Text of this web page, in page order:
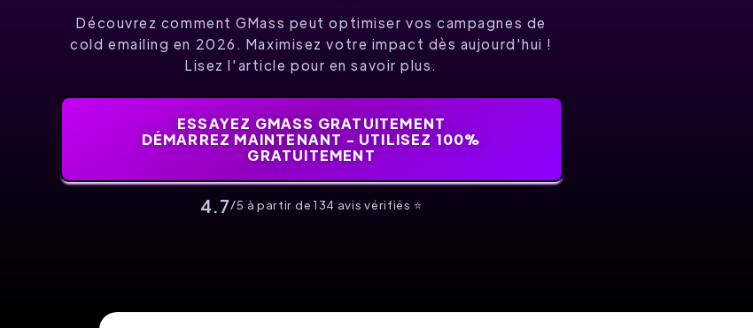
Découvrez comment GMass peut optimiser vos campagnes de
cold emailing en 2026. Maximisez votre impact dès aujourd'hui !
Lisez l'article pour en savoir plus.
ESSAYEZ GMASS GRATUITEMENT
DÉMARREZ MAINTENANT - UTILISEZ 100%
GRATUITEMENT
4.7/5 à partir de 134 avis vérifiés ⭐️